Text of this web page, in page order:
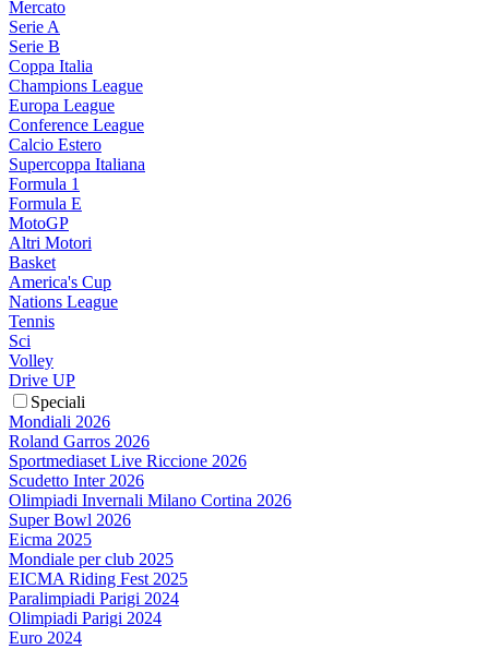
Mercato
Serie A
Serie B
Coppa Italia
Champions League
Europa League
Conference League
Calcio Estero
Supercoppa Italiana
Formula 1
Formula E
MotoGP
Altri Motori
Basket
America's Cup
Nations League
Tennis
Sci
Volley
Drive UP
Speciali
Mondiali 2026
Roland Garros 2026
Sportmediaset Live Riccione 2026
Scudetto Inter 2026
Olimpiadi Invernali Milano Cortina 2026
Super Bowl 2026
Eicma 2025
Mondiale per club 2025
EICMA Riding Fest 2025
Paralimpiadi Parigi 2024
Olimpiadi Parigi 2024
Euro 2024